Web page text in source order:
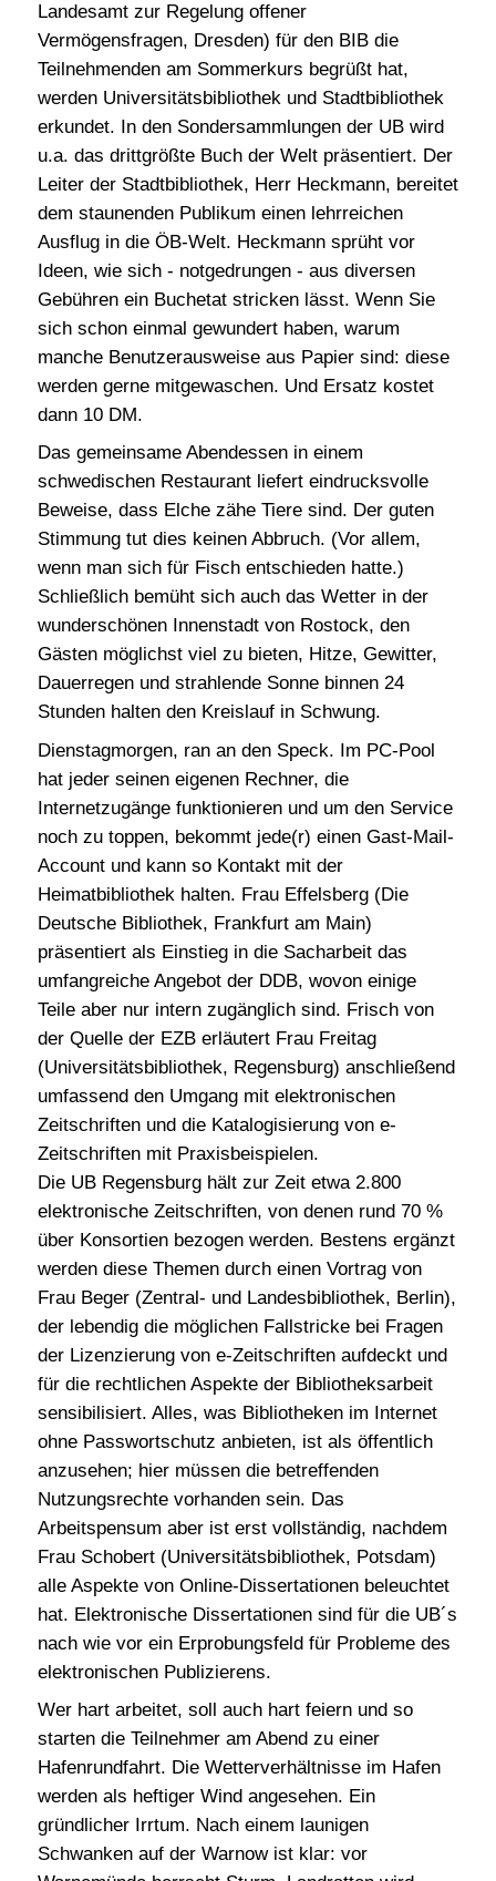
BIB-Sommerkurs 2008
BIB-Sommerkurs 2004
BIB-Sommerkurs 2002
BIB-Sommerkurs 2001
Bericht eines Teilnehmers
FaMI-Tage
Auslandspraktika - BIB-Exchange
BIB-Newcomertreff
Chancen-Konferenzen
IFLA
Landesamt zur Regelung offener
Vermögensfragen, Dresden) für den BIB die
Teilnehmenden am Sommerkurs begrüßt hat,
werden Universitätsbibliothek und Stadtbibliothek
erkundet. In den Sondersammlungen der UB wird
u.a. das drittgrößte Buch der Welt präsentiert. Der
Leiter der Stadtbibliothek, Herr Heckmann, bereitet
dem staunenden Publikum einen lehrreichen
Ausflug in die ÖB-Welt. Heckmann sprüht vor
Ideen, wie sich - notgedrungen - aus diversen
Gebühren ein Buchetat stricken lässt. Wenn Sie
sich schon einmal gewundert haben, warum
manche Benutzerausweise aus Papier sind: diese
werden gerne mitgewaschen. Und Ersatz kostet
dann 10 DM.
Das gemeinsame Abendessen in einem
schwedischen Restaurant liefert eindrucksvolle
Beweise, dass Elche zähe Tiere sind. Der guten
Stimmung tut dies keinen Abbruch. (Vor allem,
wenn man sich für Fisch entschieden hatte.)
Schließlich bemüht sich auch das Wetter in der
wunderschönen Innenstadt von Rostock, den
Gästen möglichst viel zu bieten, Hitze, Gewitter,
Dauerregen und strahlende Sonne binnen 24
Stunden halten den Kreislauf in Schwung.
Dienstagmorgen, ran an den Speck. Im PC-Pool
hat jeder seinen eigenen Rechner, die
Internetzugänge funktionieren und um den Service
noch zu toppen, bekommt jede(r) einen Gast-Mail-
Account und kann so Kontakt mit der
Heimatbibliothek halten. Frau Effelsberg (Die
Deutsche Bibliothek, Frankfurt am Main)
präsentiert als Einstieg in die Sacharbeit das
umfangreiche Angebot der DDB, wovon einige
Teile aber nur intern zugänglich sind. Frisch von
der Quelle der EZB erläutert Frau Freitag
(Universitätsbibliothek, Regensburg) anschließend
umfassend den Umgang mit elektronischen
Zeitschriften und die Katalogisierung von e-
Zeitschriften mit Praxisbeispielen.
Die UB Regensburg hält zur Zeit etwa 2.800
elektronische Zeitschriften, von denen rund 70 %
über Konsortien bezogen werden. Bestens ergänzt
werden diese Themen durch einen Vortrag von
Frau Beger (Zentral- und Landesbibliothek, Berlin),
der lebendig die möglichen Fallstricke bei Fragen
der Lizenzierung von e-Zeitschriften aufdeckt und
für die rechtlichen Aspekte der Bibliotheksarbeit
sensibilisiert. Alles, was Bibliotheken im Internet
ohne Passwortschutz anbieten, ist als öffentlich
anzusehen; hier müssen die betreffenden
Nutzungsrechte vorhanden sein. Das
Arbeitspensum aber ist erst vollständig, nachdem
Frau Schobert (Universitätsbibliothek, Potsdam)
alle Aspekte von Online-Dissertationen beleuchtet
hat. Elektronische Dissertationen sind für die UB´s
nach wie vor ein Erprobungsfeld für Probleme des
elektronischen Publizierens.
Wer hart arbeitet, soll auch hart feiern und so
starten die Teilnehmer am Abend zu einer
Hafenrundfahrt. Die Wetterverhältnisse im Hafen
werden als heftiger Wind angesehen. Ein
gründlicher Irrtum. Nach einem launigen
Schwanken auf der Warnow ist klar: vor